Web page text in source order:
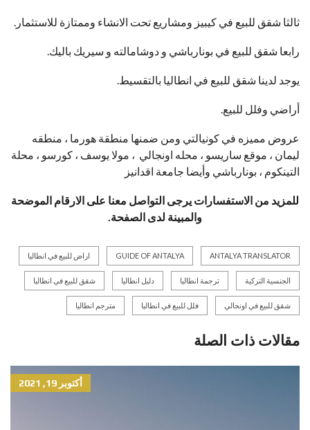
ثالثا شقق للبيع في كيبيز ومشاريع تحت الانشاء وممتازة للاستثمار.
رابعا شقق للبيع في بونارباشي و دوشامالته و سيريك باليك.
يوجد لدينا شقق للبيع في انطاليا بالتقسيط.
أراضي وفلل للبيع.
عروض مميزه في كونيالتي ومن ضمنها منطقة هورما ، منطقه
ليمان ، موقع ساريسو ، محله اونجالي ، مولا يوسف ، كورسو ، محلة
التينكوم ، بونارباشي وأيضا جامعة اقدانيز
للمزيد من الاستفسارات يرجى التواصل معنا على الارقام الموضحة
والمبينة لدى الصفحة.
ANTALYA TRANSLATOR
GUIDE OF ANTALYA اراض للبيع في انطاليا
الجنسية التركية ترجمة انطاليا دليل انطاليا شقق للبيع في انطاليا
شقق للبيع في اونجالي فلل للبيع في انطاليا مترجم انطاليا
مقالات ذات الصلة
أكتوبر 19, 2021